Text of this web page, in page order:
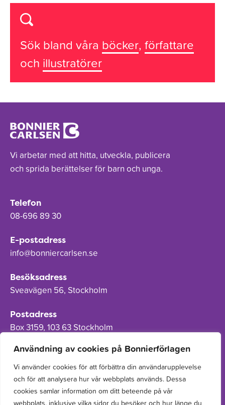
Användning av cookies på Bonnierförlagen
Vi använder cookies för att förbättra din användarupplevelse
och för att analysera hur vår webbplats används. Dessa
cookies samlar information om ditt beteende på vår
webbplats, inklusive vilka sidor du besöker och hur länge du
Sök bland våra böcker, författare
och illustratörer
Vi arbetar med att hitta, utveckla, publicera
och sprida berättelser för barn och unga.
Telefon
08-696 89 30
E-postadress
info@bonniercarlsen.se
Besöksadress
Sveavägen 56, Stockholm
Postadress
Box 3159, 103 63 Stockholm
Om Bonnierförlagen
Cookies